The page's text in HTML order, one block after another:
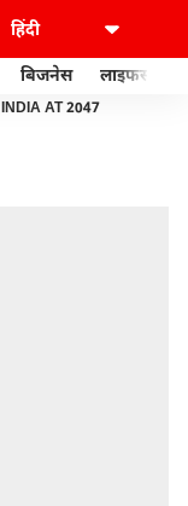
बिजनेस लाइफस्टाइल
INDIA AT 2047